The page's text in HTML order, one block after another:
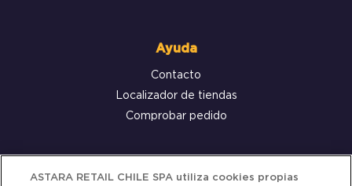
Ayuda
Contacto
Localizador de tiendas
Comprobar pedido
Servicio al cliente
ASTARA RETAIL CHILE SPA utiliza cookies propias